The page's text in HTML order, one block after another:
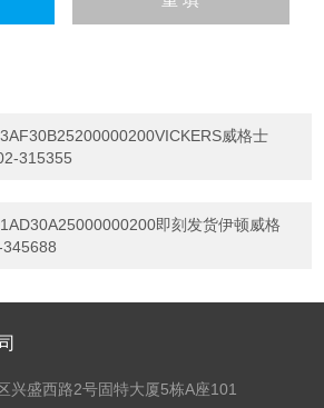
威格士
315355
即刻发货伊顿威格
兴盛西路2号固特大厦5栋A座101